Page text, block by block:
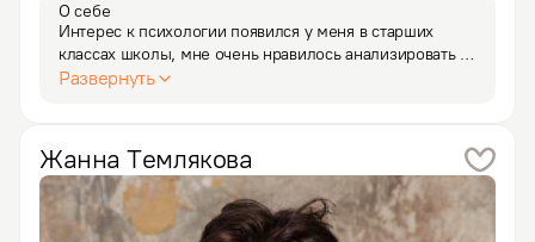
О себе
Интерес к психологии появился у меня в старших
классах школы, мне очень нравилось анализировать
сложные литературные произведения на предмет
Развернуть
Жанна Темлякова